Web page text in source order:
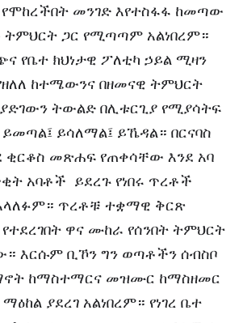
መንገድ እየተስፋፋ ከመጣው
ጋር የሚጣጣም አልነበረም።
የቤተ ክህነታዊ ፖለቲካ ኃይል ሚዛን
ከተሜውንና በዘመናዊ ትምህርት
ትውልድ በሊቱርጊያ የሚያሳትፍ
ይሳለማል፤ ይኼዳል። በርናባስ
ቂርቆስ መጽሐፍ የጠቀሳቸው እንደ አባ
አባቶች ይደረጉ የነበሩ ጥረቶች
ጥረቶቹ ተቋማዊ ቅርጽ
ዋና ሙከራ የሰንበት ትምህርት
እርሱም ቢኾን ግን ወጣቶችን ሰብስቦ
ከማስተማርና መዝሙር ከማስዘመር
ያደረገ አልነበረም። የነገረ ቤተ